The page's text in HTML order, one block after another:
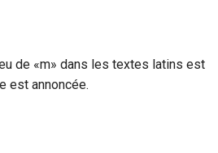
de «m» dans les textes latins est
est annoncée.